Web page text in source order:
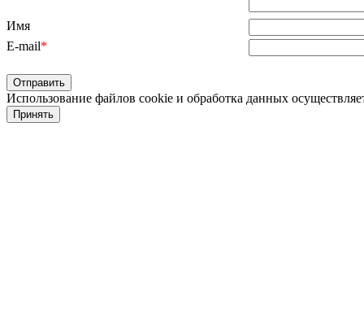
Имя
E-mail*
Использование файлов cookie и обработка данных
Принять